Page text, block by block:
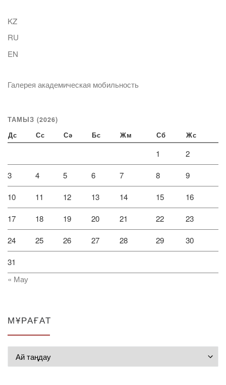
KZ
RU
EN
Галерея академическая мобильность
ТАМЫЗ (2026)
Дс Сс Сә Бс Жм Сб Жс
1 2
3 4 5 6 7 8 9
10 11 12 13 14 15 16
17 18 19 20 21 22 23
24 25 26 27 28 29 30
31
« Мау
МҰРАҒАТ